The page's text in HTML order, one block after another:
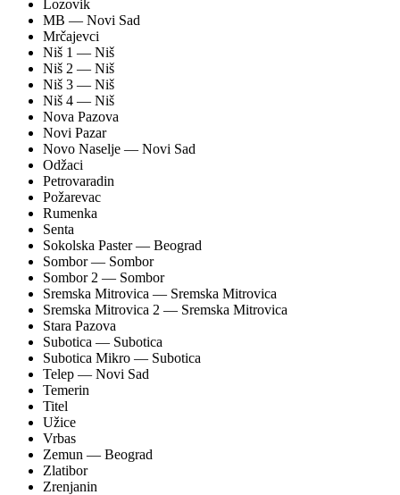
Lozovik
MB — Novi Sad
Mrčajevci
Niš 1 — Niš
Niš 2 — Niš
Niš 3 — Niš
Niš 4 — Niš
Nova Pazova
Novi Pazar
Novo Naselje — Novi Sad
Odžaci
Petrovaradin
Požarevac
Rumenka
Senta
Sokolska Paster — Beograd
Sombor — Sombor
Sombor 2 — Sombor
Sremska Mitrovica — Sremska Mitrovica
Sremska Mitrovica 2 — Sremska Mitrovica
Stara Pazova
Subotica — Subotica
Subotica Mikro — Subotica
Telep — Novi Sad
Temerin
Titel
Užice
Vrbas
Zemun — Beograd
Zlatibor
Zrenjanin